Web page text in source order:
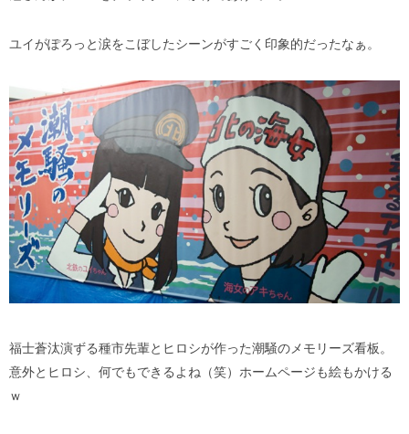
ユイがぽろっと涙をこぼしたシーンがすごく印象的だったなぁ。
福士蒼汰演ずる種市先輩とヒロシが作った潮騒のメモリーズ看板。
意外とヒロシ、何でもできるよね（笑）ホームページも絵もかける
ｗ